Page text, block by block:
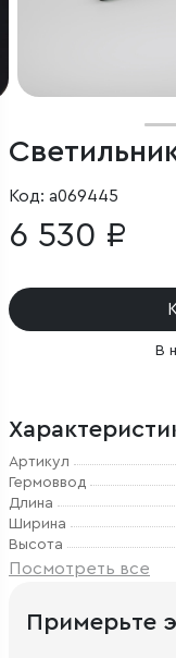
Код: a069445
6 530 ₽
В
Артикул
Гермоввод
Длина
Ширина
Высота
Посмотреть все
Примерьте